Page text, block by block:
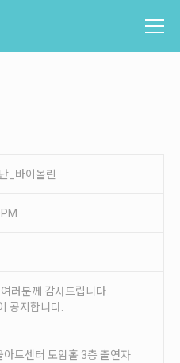
_바이올린
러분께 감사드립니다.
공지합니다.
트센터 도암홀 3층 출연자